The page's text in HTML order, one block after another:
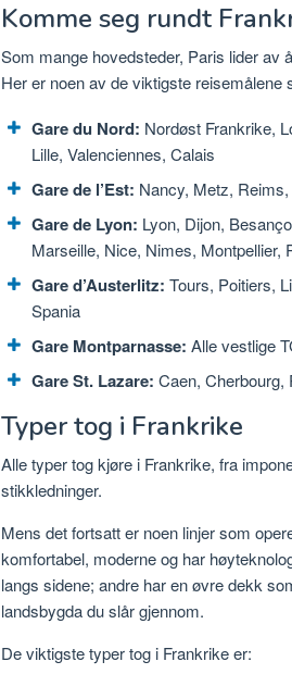
Komme seg rundt
Som mange hovedsteder, Paris lider av
Her er noen av de viktigste
Gare du Nord: Nordøst Frankrike,
Lille, Valenciennes, Calais
Gare de l’Est: Nancy, Metz,
Gare de Lyon: Lyon, Dijon,
Marseille, Nice, Nimes, Montpellier,
Gare d’Austerlitz: Tours, Poitiers,
Spania
Gare Montparnasse: Alle vestlige
Gare St. Lazare: Caen, Cherbourg,
Typer tog i Frankrike
Alle typer tog kjøre i Frankrike, fra
stikkledninger.
Mens det fortsatt er noen linjer som
komfortabel, moderne og har
langs sidene; andre har en øvre dekk
landsbygda du slår gjennom.
De viktigste typer tog i Frankrike er: